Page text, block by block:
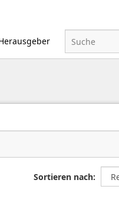
Sortieren nach